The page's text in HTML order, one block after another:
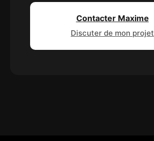
Contacter Maxime
Discuter de mon projet